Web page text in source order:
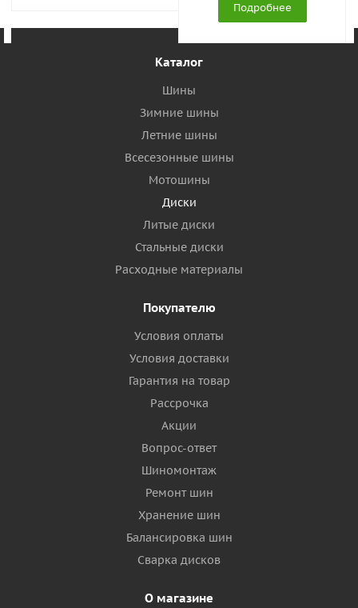
Подробнее
Каталог
Шины
Зимние шины
Летние шины
Всесезонные шины
Мотошины
Диски
Литые диски
Стальные диски
Расходные материалы
Покупателю
Условия оплаты
Условия доставки
Гарантия на товар
Рассрочка
Акции
Вопрос-ответ
Шиномонтаж
Ремонт шин
Хранение шин
Балансировка шин
Сварка дисков
О магазине